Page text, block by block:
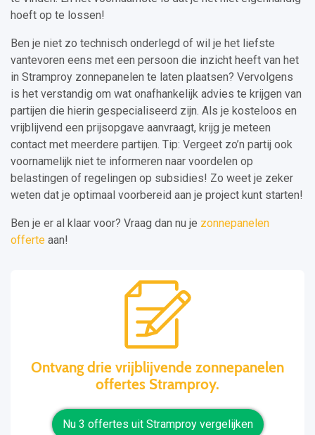
hoeft op te lossen!
Ben je niet zo technisch onderlegd of wil je het liefste
vantevoren eens met een persoon die inzicht heeft van het
in Stramproy zonnepanelen te laten plaatsen? Vervolgens
is het verstandig om wat onafhankelijk advies te krijgen van
partijen die hierin gespecialiseerd zijn. Als je kosteloos en
vrijblijvend een prijsopgave aanvraagt, krijg je meteen
contact met meerdere partijen. Tip: Vergeet zo’n partij ook
voornamelijk niet te informeren naar voordelen op
belastingen of regelingen op subsidies! Zo weet je zeker
weten dat je optimaal voorbereid aan je project kunt starten!
Ben je er al klaar voor? Vraag dan nu je zonnepanelen
offerte aan!
Ontvang drie vrijblijvende zonnepanelen
offertes Stramproy.
Nu 3 offertes uit Stramproy vergelijken